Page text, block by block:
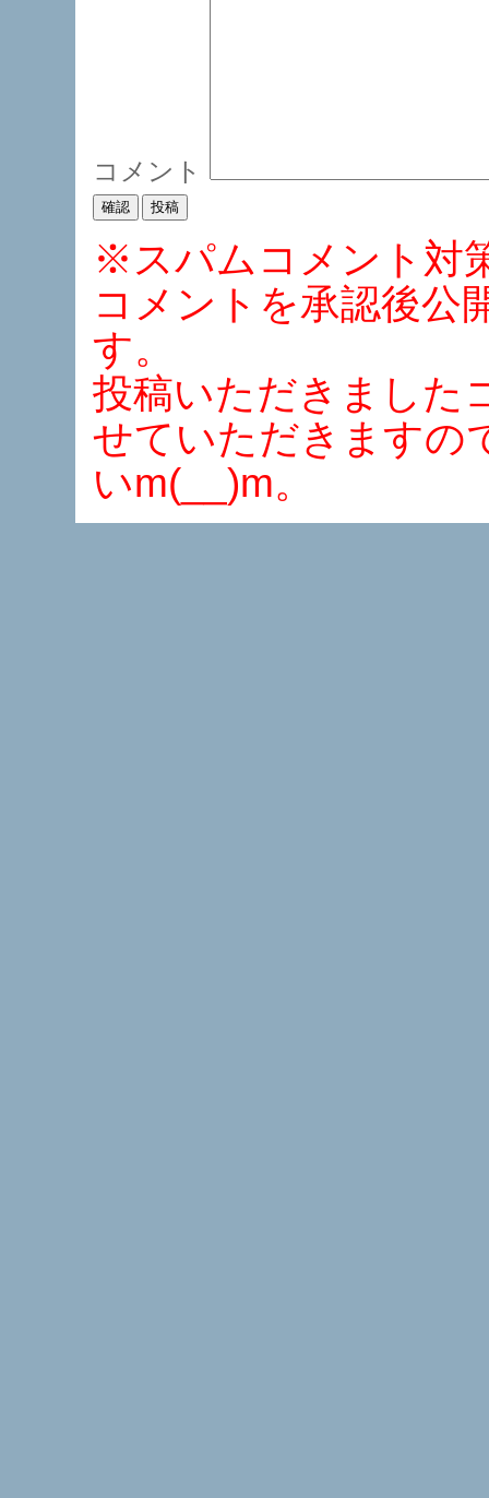
コメント
※スパムコメント対
コメントを承認後公
す。
投稿いただきました
せていただきますの
いm(__)m。